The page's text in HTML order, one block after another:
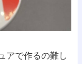
アで作るの難し